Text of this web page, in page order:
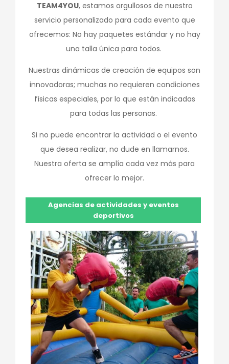
TEAM4YOU, estamos orgullosos de nuestro
servicio personalizado para cada evento que
ofrecemos: No hay paquetes estándar y no hay
una talla única para todos.
Nuestras dinámicas de creación de equipos son
innovadoras; muchas no requieren condiciones
físicas especiales, por lo que están indicadas
para todas las personas.
Si no puede encontrar la actividad o el evento
que desea realizar, no dude en llamarnos.
Nuestra oferta se amplía cada vez más para
ofrecer lo mejor.
Agencias de actividades y eventos
deportivos